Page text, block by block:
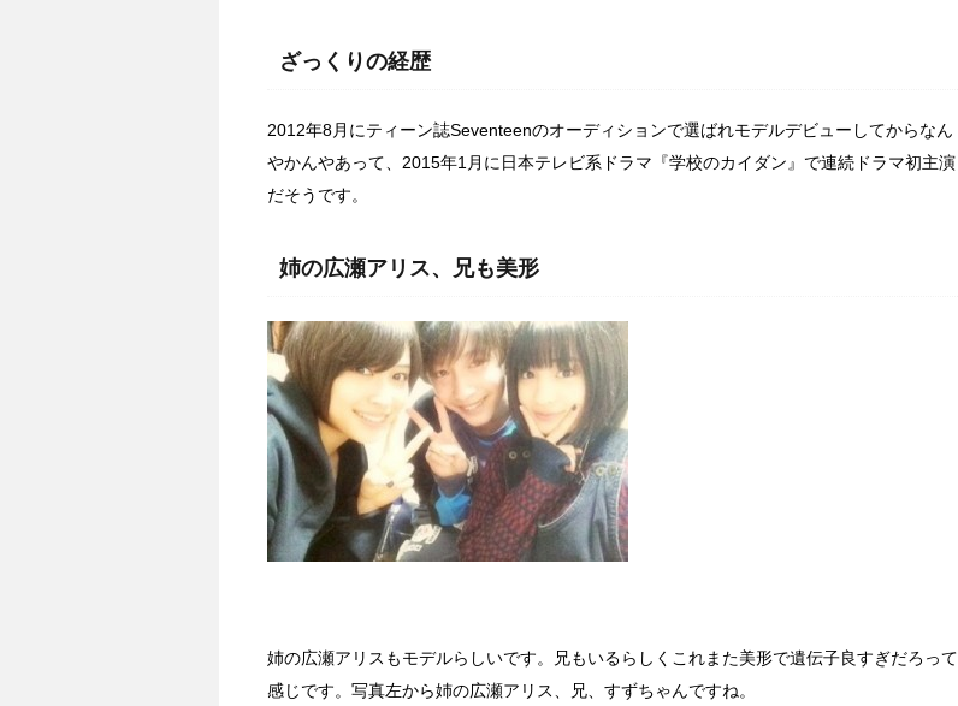
ざっくりの経歴
2012年8月にティーン誌Seventeenのオーディションで選ばれモデルデビューしてからなん
やかんやあって、2015年1月に日本テレビ系ドラマ『学校のカイダン』で連続ドラマ初主演
だそうです。
姉の広瀬アリス、兄も美形
姉の広瀬アリスもモデルらしいです。兄もいるらしくこれまた美形で遺伝子良すぎだろって
感じです。写真左から姉の広瀬アリス、兄、すずちゃんですね。